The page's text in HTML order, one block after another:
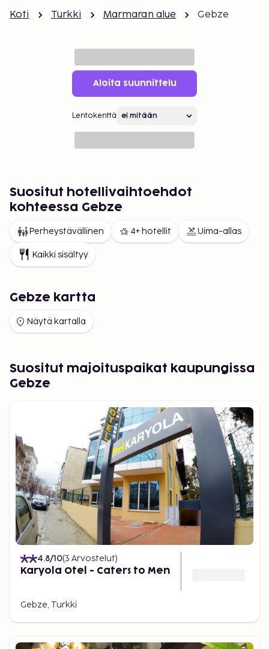
Koti Turkki Marmaran alue Gebze
Aloita suunnittelu
Lentokenttä
Suositut hotellivaihtoehdot
kohteessa Gebze
Perheystävällinen 4+ hotellit Uima-allas
Kaikki sisältyy
Gebze kartta
Näytä kartalla
Suositut majoituspaikat kaupungissa
Gebze
4.8/10(3 Arvostelut)
Karyola Otel - Caters to Men
Gebze, Turkki